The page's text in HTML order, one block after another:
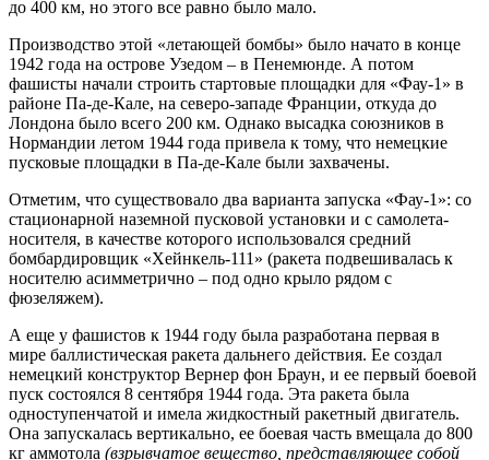
до 400 км, но этого все равно было мало.
Производство этой «летающей бомбы» было начато в конце
1942 года на острове Узедом – в Пенемюнде. А потом
фашисты начали строить стартовые площадки для «Фау-1» в
районе Па-де-Кале, на северо-западе Франции, откуда до
Лондона было всего 200 км. Однако высадка союзников в
Нормандии летом 1944 года привела к тому, что немецкие
пусковые площадки в Па-де-Кале были захвачены.
Отметим, что существовало два варианта запуска «Фау-1»: со
стационарной наземной пусковой установки и с самолета-
носителя, в качестве которого использовался средний
бомбардировщик «Хейнкель-111» (ракета подвешивалась к
носителю асимметрично – под одно крыло рядом с
фюзеляжем).
А еще у фашистов к 1944 году была разработана первая в
мире баллистическая ракета дальнего действия. Ее создал
немецкий конструктор Вернер фон Браун, и ее первый боевой
пуск состоялся 8 сентября 1944 года. Эта ракета была
одноступенчатой и имела жидкостный ракетный двигатель.
Она запускалась вертикально, ее боевая часть вмещала до 800
кг аммотола (взрывчатое вещество, представляющее собой